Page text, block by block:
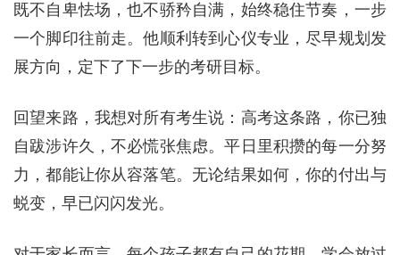
既不自卑怯场，也不骄矜自满，始终稳住节奏，一步
一个脚印往前走。他顺利转到心仪专业，尽早规划发
展方向，定下了下一步的考研目标。
回望来路，我想对所有考生说：高考这条路，你已独
自跋涉许久，不必慌张焦虑。平日里积攒的每一分努
力，都能让你从容落笔。无论结果如何，你的付出与
蜕变，早已闪闪发光。